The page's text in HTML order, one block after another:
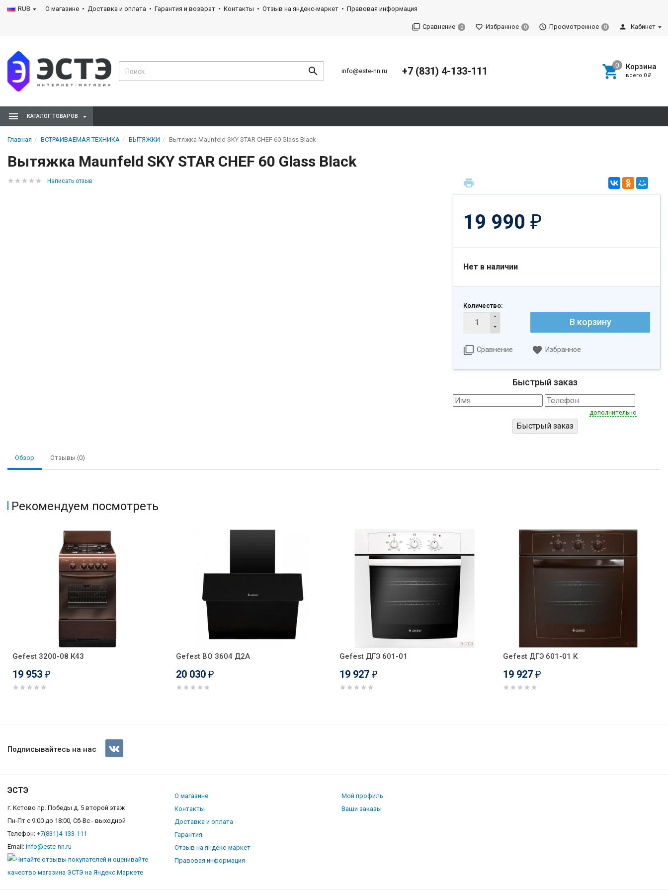
RUB О магазине Доставка и оплата Гарантия и возврат Контакты Отзыв на яндекс-маркет Правовая информация
Сравнение 0 Избранное 0 Просмотренное 0 Кабинет
info@este-nn.ru +7 (831) 4-133-111 Корзина
всего 0 ₽
КАТАЛОГ ТОВАРОВ
Главная ВСТРАИВАЕМАЯ ТЕХНИКА ВЫТЯЖКИ Вытяжка Maunfeld SKY STAR CHEF 60 Glass Black
Вытяжка Maunfeld SKY STAR CHEF 60 Glass Black
Написать отзыв
19 990 ₽
Нет в наличии
Количество:
В корзину
Сравнение Избранное
Быстрый заказ
дополнительно
Обзор Отзывы (0)
Рекомендуем посмотреть
Gefest 3200-08 К43
19 953 ₽
Gefest ВО 3604 Д2А
20 030 ₽
Gefest ДГЭ 601-01
19 927 ₽
Gefest ДГЭ 601-01 К
19 927 ₽
Вытяжка Maunfeld SKY STAR CHEF 60 Glass Black
Подписывайтесь на нас
ЭСТЭ
г. Кстово пр. Победы д. 5 второй этаж
Пн-Пт с 9:00 до 18:00, Сб-Вс - выходной
Телефон: +7(831)4-133-111
Email: info@este-nn.ru
О магазине
Контакты
Доставка и оплата
Гарантия
Отзыв на яндекс-маркет
Правовая информация
Мой профиль
Ваши заказы